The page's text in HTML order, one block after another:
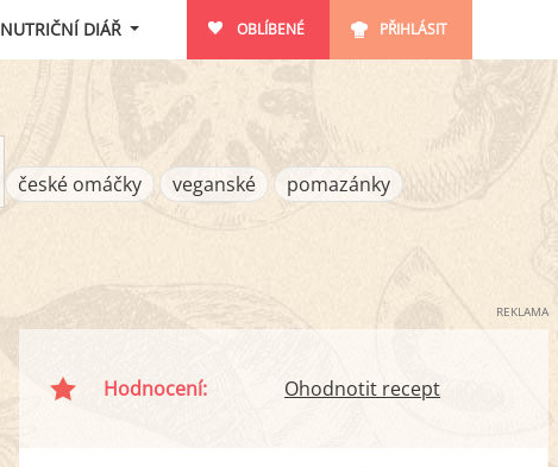
NUTRIČNÍ DIÁŘ OBLÍBENÉ PŘIHLÁSIT
české omáčky veganské pomazánky
REKLAMA
Hodnocení: Ohodnotit recept